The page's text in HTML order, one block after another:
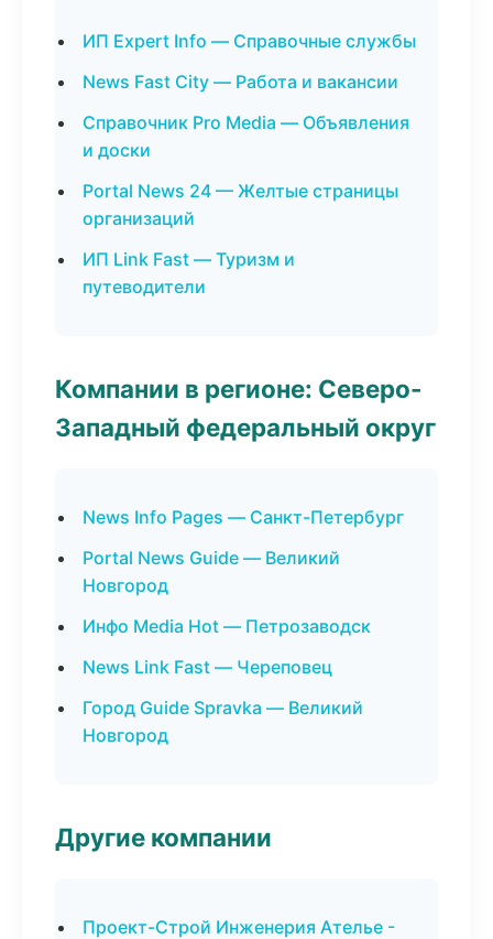
ИП Expert Info — Справочные службы
News Fast City — Работа и вакансии
Справочник Pro Media — Объявления
и доски
Portal News 24 — Желтые страницы
организаций
ИП Link Fast — Туризм и
путеводители
Компании в регионе: Северо-
Западный федеральный округ
News Info Pages — Санкт-Петербург
Portal News Guide — Великий
Новгород
Инфо Media Hot — Петрозаводск
News Link Fast — Череповец
Город Guide Spravka — Великий
Новгород
Другие компании
Проект-Строй Инженерия Ателье -